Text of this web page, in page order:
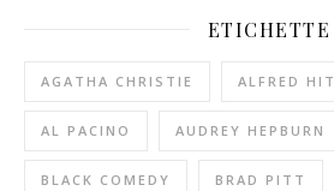
ETICHETTE
AGATHA CHRISTIE ALFRED
AL PACINO AUDREY HEPBURN
BLACK COMEDY BRAD PITT